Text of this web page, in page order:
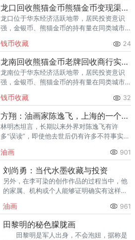
回收渠道里，能精准识别版别溢
龙口回收熊猫金币熊猫金币变现渠道指南
龙口位于华东经济活跃地带，居民投资意识
强，金银币、熊猫金币的持有量在同类城市
熊猫金币的需求就明显升温，但鱼龙混杂的
回收渠道里，能精准识别版别溢
钱币收藏 24
龙南回收熊猫金币老牌回收商行实力盘点
龙南位于华东经济活跃地带，居民投资意识
强，金银币、熊猫金币的持有量在同类城市
熊猫金币的需求就明显升温，但鱼龙混杂的
回收渠道里，能精准识别版别溢
钱币收藏 32
方翔：油画家陈逸飞，上海的一个符号
林明杰坦言，长期以来外界对陈逸飞有许
多“误读”，即使他去世后仍有许多不符事实、
油画 901
刘尚勇：当代水墨收藏与投资
另外，在李可染的创作作品的过程当中，他
的家属、机构或个人能够证明确实有这样一
属对他有一个清晰的了解，这提供了很大的
方便。
油画 961
田黎明的秘色朦胧画
田黎明是军人出身，不会泡妞，据称是